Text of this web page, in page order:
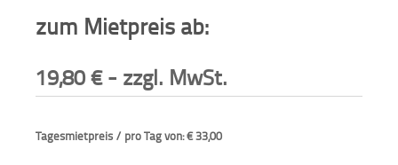
zum Mietpreis ab:
19,80€- zzgl. MwSt.
Tagesmietpreis / pro Tag von: € 33,00